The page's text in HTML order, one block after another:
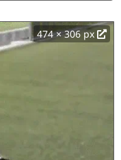
474 × 306 px